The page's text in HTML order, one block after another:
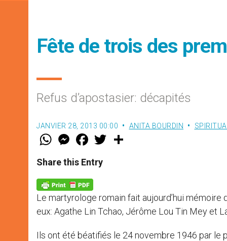
Fête de trois des
Refus d’apostasier: décapités
JANVIER 28, 2013 00:00 ANITA BOURDIN
W
t
s
p
p
M
e
s
e
g
e
r
F
a
e
b
k
w
Share this Entry
Le martyrologe romain fait aujourd’hui
eux: Agathe Lin Tchao, Jérôme Lou Tin Mey et
Ils ont été béatifiés le 24 novembre 1946 par le